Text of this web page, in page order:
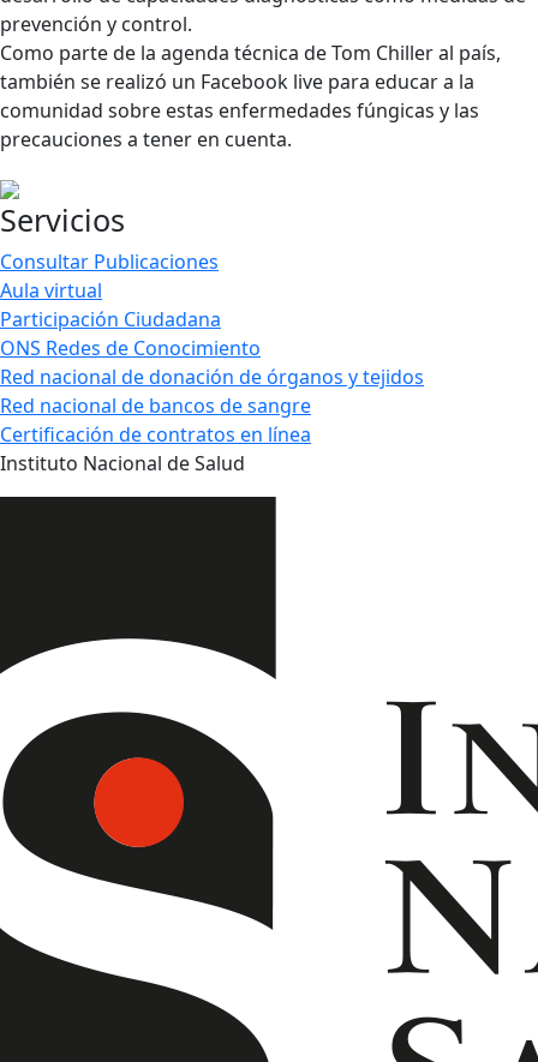
prevención y control.
Como parte de la agenda técnica de Tom Chiller al país,
también se realizó un Facebook live para educar a la
comunidad sobre estas enfermedades fúngicas y las
precauciones a tener en cuenta.​
Servicios
Consultar Publicaciones
Aula virtual
Participación Ciudadana
ONS Redes de Conocimiento
Red nacional de donación de órganos y tejidos
Red nacional de bancos de sangre
Certificación de contratos en línea
Instituto Nacional de Salud